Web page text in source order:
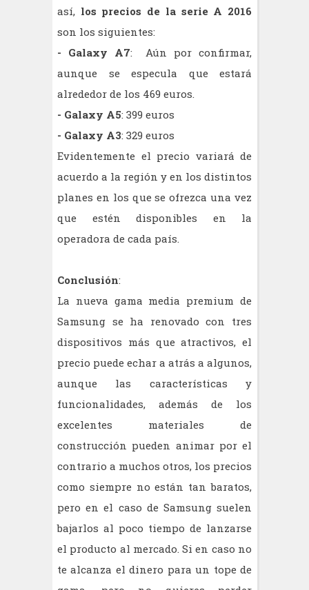
así, los precios de la serie A 2016
son los siguientes:
- Galaxy A7: Aún por confirmar,
aunque se especula que estará
alrededor de los 469 euros.
- Galaxy A5: 399 euros
- Galaxy A3: 329 euros
Evidentemente el precio variará de
acuerdo a la región y en los distintos
planes en los que se ofrezca una vez
que estén disponibles en la
operadora de cada país.
Conclusión:
La nueva gama media premium de
Samsung se ha renovado con tres
dispositivos más que atractivos, el
precio puede echar a atrás a algunos,
aunque las características y
funcionalidades, además de los
excelentes materiales de
construcción pueden animar por el
contrario a muchos otros, los precios
como siempre no están tan baratos,
pero en el caso de Samsung suelen
bajarlos al poco tiempo de lanzarse
el producto al mercado. Si en caso no
te alcanza el dinero para un tope de